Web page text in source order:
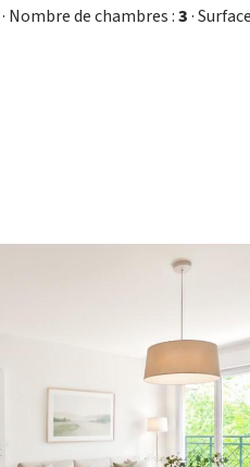
· Nombre de chambres :3·